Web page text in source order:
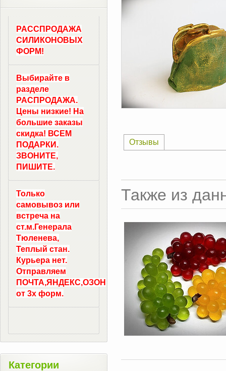
Отзывы
Также из
РАССПРОДАЖА
СИЛИКОНОВЫХ
ФОРМ!
Выбирайте в
разделе
РАСПРОДАЖА.
Цены низкие! На
большие заказы
скидка! ВСЕМ
ПОДАРКИ.
ЗВОНИТЕ,
ПИШИТЕ.
Только
самовывоз или
встреча на
ст.м.Генерала
Тюленева,
Теплый стан.
Курьера нет.
Отправляем
ПОЧТА,ЯНДЕКС,ОЗОН
от 3х форм.
Категории